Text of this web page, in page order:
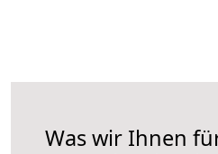
Was wir Ihnen